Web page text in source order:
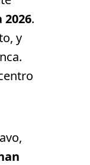
.
y